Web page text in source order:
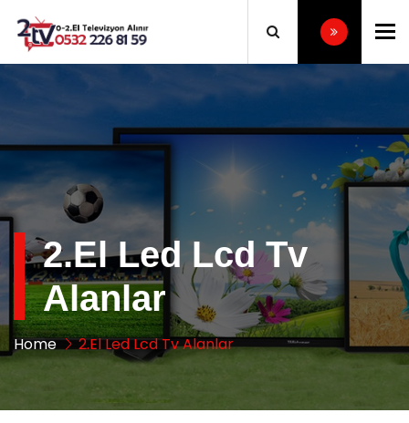
2.El Led Lcd Tv
Alanlar
Home 2.El Led Lcd Tv Alanlar